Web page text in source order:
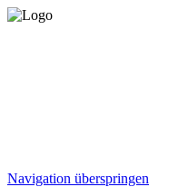
Navigation überspringen